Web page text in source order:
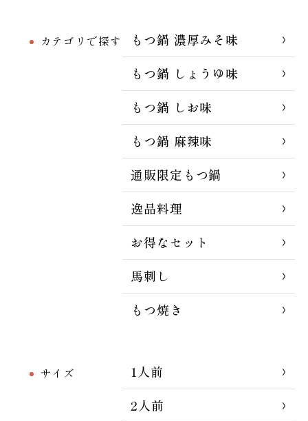
カテゴリで探す
もつ鍋 濃厚みそ味
もつ鍋 しょうゆ味
もつ鍋 しお味
もつ鍋 麻辣味
通販限定もつ鍋
逸品料理
お得なセット
馬刺し
もつ焼き
サイズ
1人前
2人前